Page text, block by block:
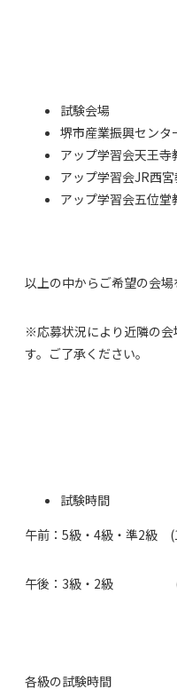
試験会場
堺市産業振興センタ
アップ学習会天王寺
アップ学習会JR西
アップ学習会五位堂
以上の中からご希望の会場
※応募状況により近隣の会
す。ご了承ください。
試験時間
午前：5級・4級・準2級
午後：3級・2級 (13
各級の試験時間